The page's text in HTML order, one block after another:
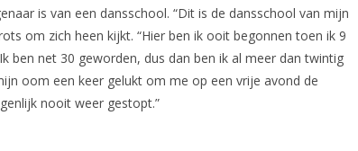
is van een dansschool. “Dit is de dansschool van mijn
om zich heen kijkt. “Hier ben ik ooit begonnen toen ik 9
ben net 30 geworden, dus dan ben ik al meer dan twintig
oom een keer gelukt om me op een vrije avond de
nooit weer gestopt.”